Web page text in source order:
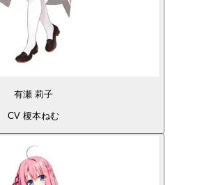
有瀬 莉子
CV 榎本ねむ